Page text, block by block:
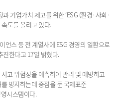
기업가치 제고를 위한 ‘ESG (환경·사회·
속도를 올리고 있다.
언스 등 전 계열사에 ESG 경영의 일환으로
진한다고 17일 밝혔다.
고 위험성을 예측하여 관리 및 예방하고
방지하는데 중점을 둔 국제표준
시스템이다.